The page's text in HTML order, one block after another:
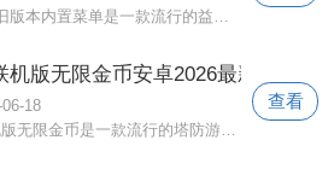
恐怖躲猫猫2旧版本内置菜单是一款流行的益智冒险游戏。它集成了多种游戏模式，玩家可以选择以不同的身份开始游戏。游戏中可以解锁和使用多
机版无限金币安卓2026最新版
18
躺平发育联机版无限金币是一款流行的塔防游戏。游戏有多种模式和关卡供你自由选择挑战！只有不断升级武器和道具，才能抵御更凶猛鬼魂的入侵
查看